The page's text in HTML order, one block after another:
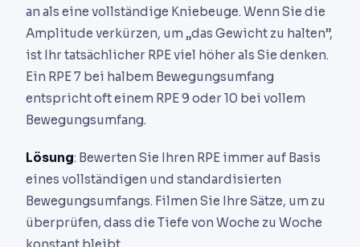
an als eine vollständige Kniebeuge. Wenn Sie die
Amplitude verkürzen, um „das Gewicht zu halten”,
ist Ihr tatsächlicher RPE viel höher als Sie denken.
Ein RPE 7 bei halbem Bewegungsumfang
entspricht oft einem RPE 9 oder 10 bei vollem
Bewegungsumfang.
Lösung: Bewerten Sie Ihren RPE immer auf Basis
eines vollständigen und standardisierten
Bewegungsumfangs. Filmen Sie Ihre Sätze, um zu
überprüfen, dass die Tiefe von Woche zu Woche
konstant bleibt.